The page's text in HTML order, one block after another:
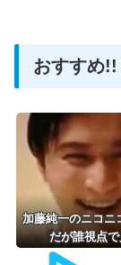
おすすめ!!
加藤純一のニコニ
だが誰視点